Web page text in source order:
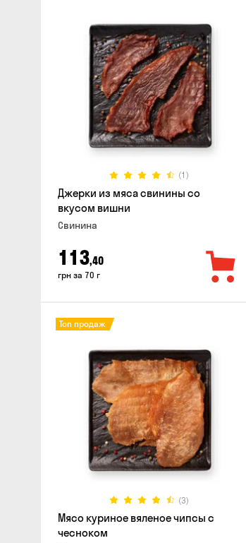
(1)
Джерки из мяса свинины со
вкусом вишни
Свинина
113,40
грн за 70 г
(3)
Топ продаж
Мясо куриное вяленое чипсы с
чесноком